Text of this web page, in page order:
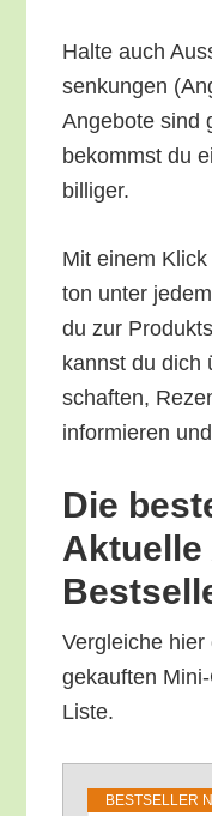
Hal­te auch
sen­kun­gen
Ange­bo­te sind
bekommst du
billiger.
Mit einem
ton unter
du zur
kannst du
schaf­ten,
infor­mie­ren
Die
Aktu­el­le
Ver­glei­che
ge­kauf­ten
Liste.
BEST­SEL­LER